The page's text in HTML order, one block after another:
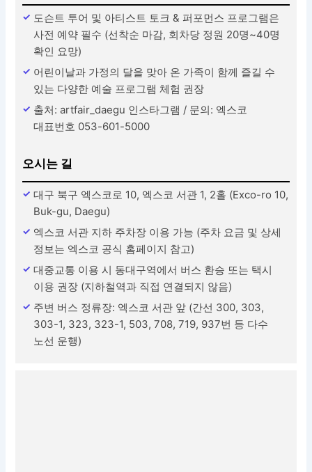
도슨트 투어 및 아티스트 토크 & 퍼포먼스 프로그램은
사전 예약 필수 (선착순 마감, 회차당 정원 20명~40명
확인 요망)
어린이날과 가정의 달을 맞아 온 가족이 함께 즐길 수
있는 다양한 예술 프로그램 체험 권장
출처: artfair_daegu 인스타그램 / 문의: 엑스코
대표번호 053-601-5000
오시는 길
대구 북구 엑스코로 10, 엑스코 서관 1, 2홀 (Exco-ro 10,
Buk-gu, Daegu)
엑스코 서관 지하 주차장 이용 가능 (주차 요금 및 상세
정보는 엑스코 공식 홈페이지 참고)
대중교통 이용 시 동대구역에서 버스 환승 또는 택시
이용 권장 (지하철역과 직접 연결되지 않음)
주변 버스 정류장: 엑스코 서관 앞 (간선 300, 303,
303-1, 323, 323-1, 503, 708, 719, 937번 등 다수
노선 운행)